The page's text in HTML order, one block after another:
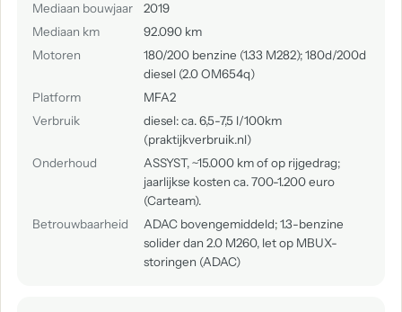
Mediaan bouwjaar
2019
Mediaan km
92.090 km
Motoren
180/200 benzine (1.33 M282); 180d/200d
diesel (2.0 OM654q)
Platform
MFA2
Verbruik
diesel: ca. 6,5-7,5 l/100km
(praktijkverbruik.nl)
Onderhoud
ASSYST, ~15.000 km of op rijgedrag;
jaarlijkse kosten ca. 700-1.200 euro
(Carteam).
Betrouwbaarheid
ADAC bovengemiddeld; 1.3-benzine
solider dan 2.0 M260, let op MBUX-
storingen (ADAC)